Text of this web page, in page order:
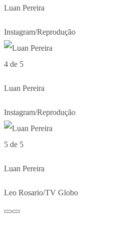
Luan Pereira
Instagram/Reprodução
4 de 5
Luan Pereira
Instagram/Reprodução
5 de 5
Luan Pereira
Leo Rosario/TV Globo